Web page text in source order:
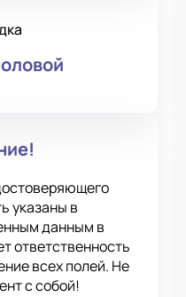
указаны в
данным в
ответственность
всех полей. Не
с собой!